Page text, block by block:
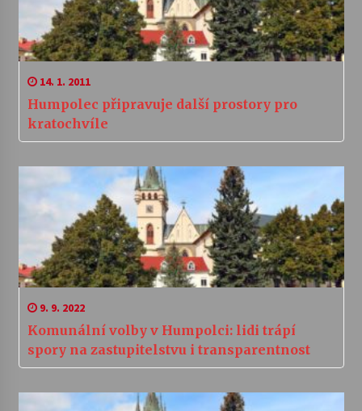
14. 1. 2011
Humpolec připravuje další prostory pro
kratochvíle
9. 9. 2022
Komunální volby v Humpolci: lidi trápí
spory na zastupitelstvu i transparentnost